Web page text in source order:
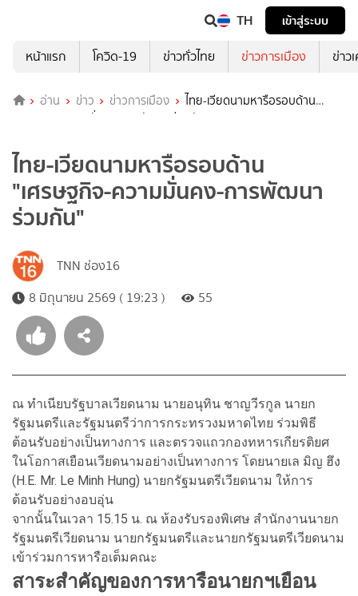
TH
เข้าสู่ระบบ
หน้าแรก
โควิด-19 ข่าวทั่วไทย ข่าวการเมือง ข่าว
อ่าน ข่าว ข่าวการเมือง
ไทย-เวียดนามหารือรอบด้าน
"เศรษฐกิจ-ความมั่นคง-การพัฒนาร่วมกัน"
ไทย-เวียดนามหารือรอบด้าน
"เศรษฐกิจ-ความมั่นคง-การพัฒนา
ร่วมกัน"
TNN ช่อง16
8 มิถุนายน 2569 ( 19:23 )
55
ณ ทำเนียบรัฐบาลเวียดนาม นายอนุทิน ชาญวีรกูล นายก
รัฐมนตรีและรัฐมนตรีว่าการกระทรวงมหาดไทย ร่วมพิธี
ต้อนรับอย่างเป็นทางการ และตรวจแถวกองทหารเกียรติยศ
ในโอกาสเยือนเวียดนามอย่างเป็นทางการ โดยนายเล มิญ ฮึง
(H.E. Mr. Le Minh Hung) นายกรัฐมนตรีเวียดนาม ให้การ
ต้อนรับอย่างอบอุ่น
จากนั้นในเวลา 15.15 น. ณ ห้องรับรองพิเศษ สำนักงานนายก
รัฐมนตรีเวียดนาม นายกรัฐมนตรีและนายกรัฐมนตรีเวียดนาม
เข้าร่วมการหารือเต็มคณะ
สาระสำคัญของการหารือนายกฯเยือน